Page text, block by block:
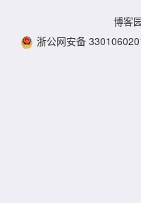
博客
浙公网安备